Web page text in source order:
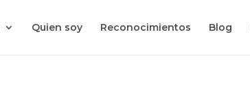
Quien soy Reconocimientos Blog